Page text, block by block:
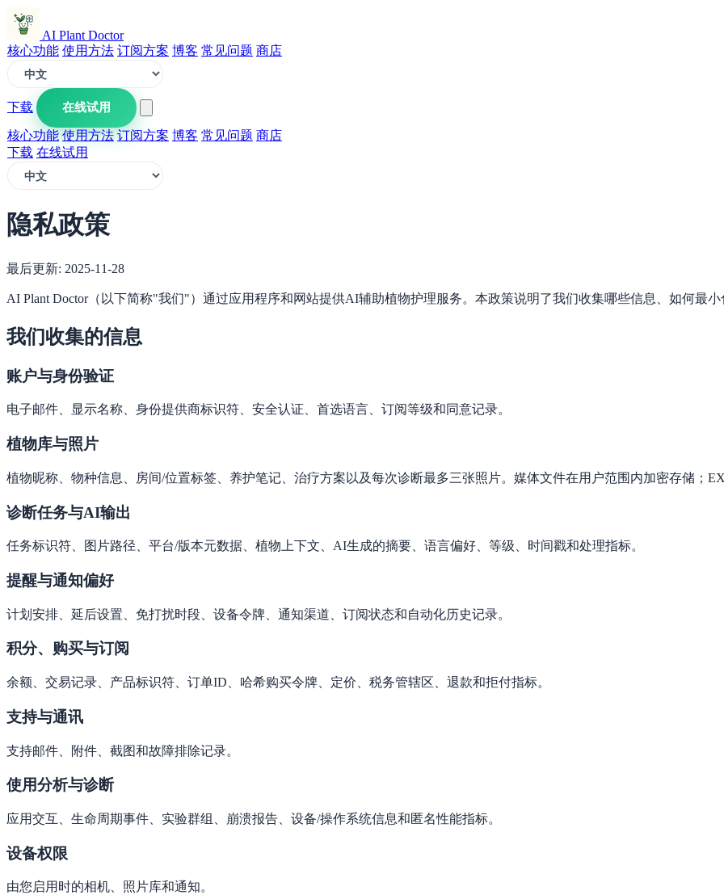
AI Plant Doctor
核心功能 使用方法 订阅方案 博客 常见问题 商店
下载 在线试用
核心功能 使用方法 订阅方案 博客 常见问题 商店
下载 在线试用
隐私政策
最后更新: 2025-11-28
AI Plant Doctor（以下简称"我们"）通过应用程序和网站提供AI辅助植物护理服务。本政策说明了我们收集哪些信息、如何最
我们收集的信息
账户与身份验证
电子邮件、显示名称、身份提供商标识符、安全认证、首选语言、订阅等级和同意记录。
植物库与照片
植物昵称、物种信息、房间/位置标签、养护笔记、治疗方案以及每次诊断最多三张照片。媒体文件在用户范围内加密存储；
诊断任务与AI输出
任务标识符、图片路径、平台/版本元数据、植物上下文、AI生成的摘要、语言偏好、等级、时间戳和处理指标。
提醒与通知偏好
计划安排、延后设置、免打扰时段、设备令牌、通知渠道、订阅状态和自动化历史记录。
积分、购买与订阅
余额、交易记录、产品标识符、订单ID、哈希购买令牌、定价、税务管辖区、退款和拒付指标。
支持与通讯
支持邮件、附件、截图和故障排除记录。
使用分析与诊断
应用交互、生命周期事件、实验群组、崩溃报告、设备/操作系统信息和匿名性能指标。
设备权限
由您启用时的相机、照片库和通知。